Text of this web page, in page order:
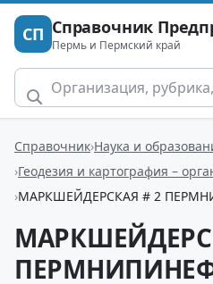
СП Справочник
Пермь и Пермский край
Справочник Наука и
Геодезия и картография –
МАРКШЕЙДЕРСКАЯ # 2